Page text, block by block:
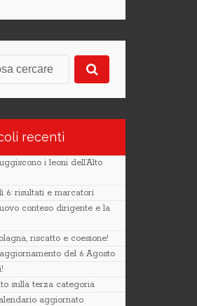
recenti
i leoni dell’Alto
6: risultati e marcatori
conteso dirigente e la
riscatto e coesione!
del 6 Agosto
sulla terza categoria
aggiornato